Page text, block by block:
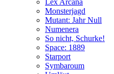
Lex Arcana
Monsterjagd
Mutant: Jahr Null
Numenera
So nicht, Schurke!
Space: 1889
Starport
Symbaroum